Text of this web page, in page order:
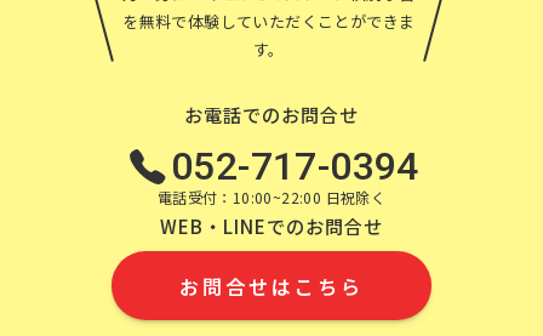
を無料で体験していただくことができま
す。
お電話でのお問合せ
052-717-0394
電話受付：10:00~22:00 日祝除く
WEB・LINEでのお問合せ
お問合せはこちら